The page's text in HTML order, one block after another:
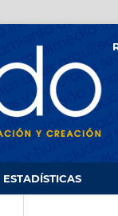
ESTADÍSTICAS